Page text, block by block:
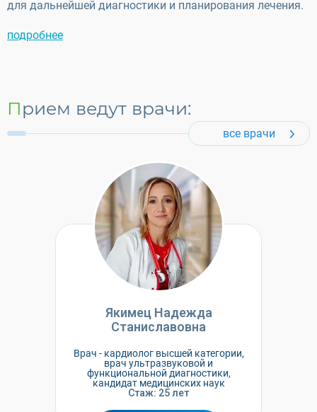
для дальнейшей диагностики и планирования лечения.
подробнее
Прием ведут врачи:
все врачи
Якимец Надежда
Станиславовна
Врач - кардиолог высшей категории,
врач ультразвуковой и
функциональной диагностики,
кандидат медицинских наук
Стаж: 25 лет